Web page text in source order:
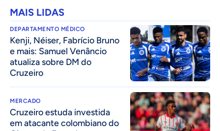
MAIS LIDAS
DEPARTAMENTO MÉDICO
Kenji, Néiser, Fabrício Bruno
e mais: Samuel Venâncio
atualiza sobre DM do
Cruzeiro
MERCADO
Cruzeiro estuda investida
em atacante colombiano do